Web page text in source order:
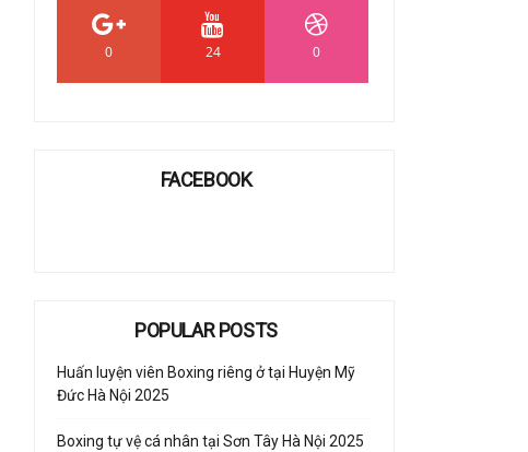
0 24 0
FACEBOOK
POPULAR POSTS
Huấn luyện viên Boxing riêng ở tại Huyện Mỹ
Đức Hà Nội 2025
Boxing tự vệ cá nhân tại Sơn Tây Hà Nội 2025